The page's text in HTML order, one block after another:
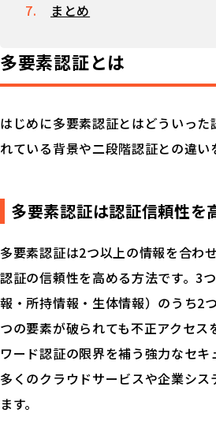
まとめ
多要素認証とは
はじめに多要素認証とはどういっ
れている背景や二段階認証との違い
多要素認証は認証信頼性を
多要素認証は2つ以上の情報を合わ
認証の信頼性を高める方法です。3
報・所持情報・生体情報）のうち2
つの要素が破られても不正アクセス
ワード認証の限界を補う強力なセキ
多くのクラウドサービスや企業シ
ます。